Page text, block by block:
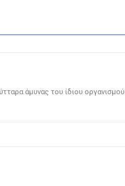
άμυνας του ίδιου οργανισμού